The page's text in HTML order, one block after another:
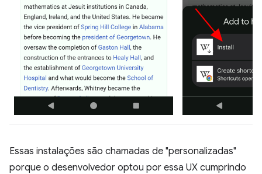
Essas instalações são chamadas de "personalizadas"
porque o desenvolvedor optou por essa UX cumprindo